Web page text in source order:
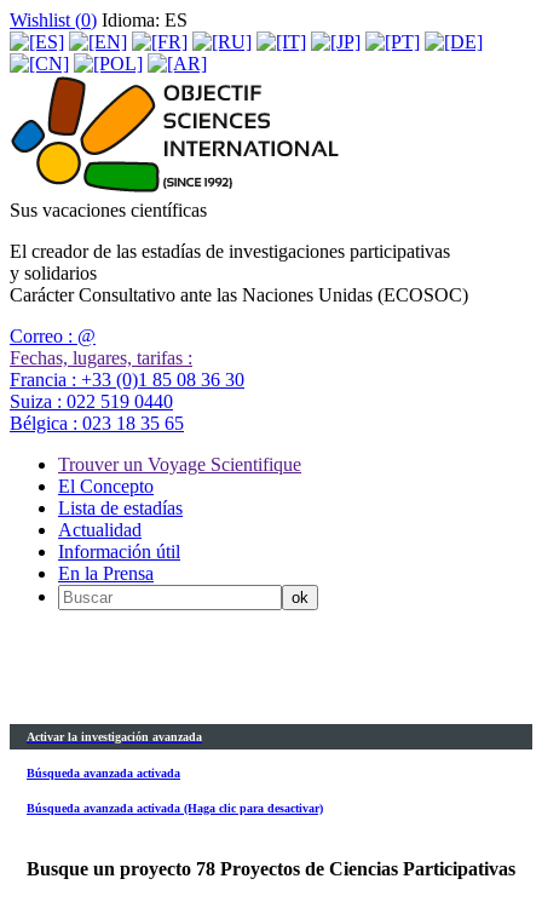
Wishlist (0) Idioma: ES
Sus vacaciones científicas
El creador de las estadías de investigaciones participativas
y solidarios
Carácter Consultativo ante las Naciones Unidas (ECOSOC)
Correo : @
Fechas, lugares, tarifas :
Francia : +33 (0)1 85 08 36 30
Suiza : 022 519 0440
Bélgica : 023 18 35 65
Trouver un Voyage Scientifique
El Concepto
Lista de estadías
Actualidad
Información útil
En la Prensa
Activar la investigación avanzada
Búsqueda avanzada activada
Búsqueda avanzada activada (Haga clic para desactivar)
Busque un proyecto 78 Proyectos de Ciencias Participativas